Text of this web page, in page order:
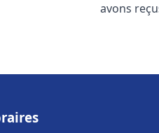
avons